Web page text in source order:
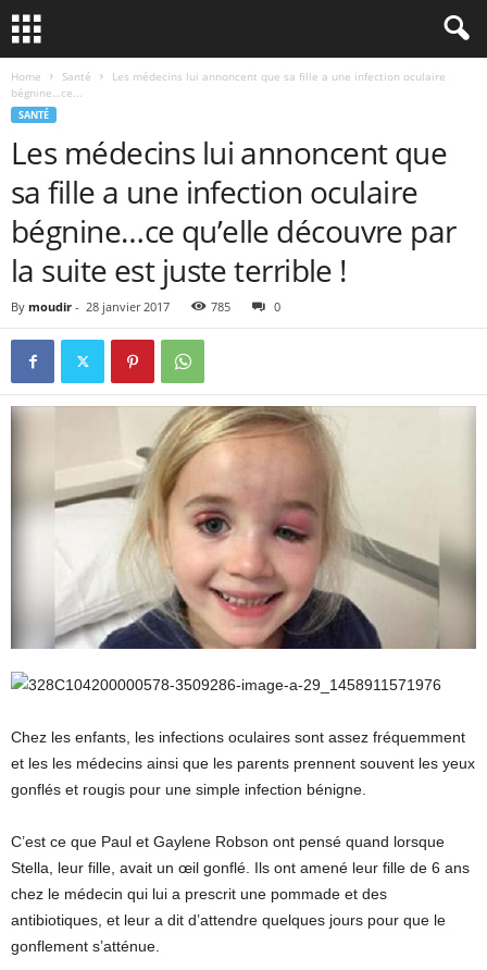
Home Santé
Les médecins lui annoncent que sa fille a une infection oculaire
bégnine…ce...
SANTÉ
Les médecins lui annoncent que
sa fille a une infection oculaire
bégnine…ce qu’elle découvre par
la suite est juste terrible !
By moudir - 28 janvier 2017 785 0
Chez les enfants, les infections oculaires sont assez fréquemment
et les les médecins ainsi que les parents prennent souvent les yeux
gonflés et rougis pour une simple infection bénigne.
C’est ce que Paul et Gaylene Robson ont pensé quand lorsque
Stella, leur fille, avait un œil gonflé. Ils ont amené leur fille de 6 ans
chez le médecin qui lui a prescrit une pommade et des
antibiotiques, et leur a dit d’attendre quelques jours pour que le
gonflement s’atténue.